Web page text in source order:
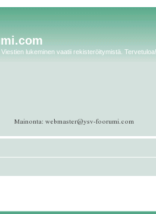
lukeminen vaatii rekisteröitymistä. Tervetuloa!